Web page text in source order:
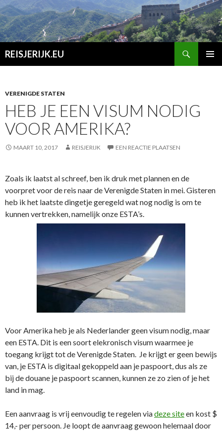
REISJERIJK.EU
VERENIGDE STATEN
HEB JE EEN VISUM NODIG
VOOR AMERIKA?
MAART 10, 2017 REISJERIJK EEN REACTIE PLAATSEN
Zoals ik laatst al schreef, ben ik druk met plannen en de
voorpret voor de reis naar de Verenigde Staten in mei. Gisteren
heb ik het laatste dingetje geregeld wat nog nodig is om te
kunnen vertrekken, namelijk onze ESTA’s.
Voor Amerika heb je als Nederlander geen visum nodig, maar
een ESTA. Dit is een soort elekronisch visum waarmee je
toegang krijgt tot de Verenigde Staten. Je krijgt er geen bewijs
van, je ESTA is digitaal gekoppeld aan je paspoort, dus als ze
bij de douane je paspoort scannen, kunnen ze zo zien of je het
land in mag.
Een aanvraag is vrij eenvoudig te regelen viadeze siteen kost $
14,- per persoon. Je loopt de aanvraag gewoon helemaal door